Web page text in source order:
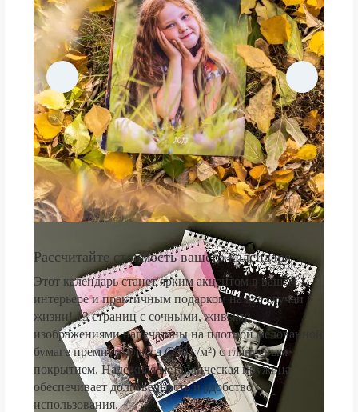
Рассчитайте стоимость вашего календаря
Этот календарь станет ярким акцентом в вашем
интерьере и практичным подарком на все случаи
жизни! 13 страниц с сочными, живыми
изображениями напечатаны на плотной мелованной
бумаге премиум-класса (250 г/м²) с глянцевым
покрытием. Надёжная металлическая пружина
обеспечивает долговечность и удобство
использования.